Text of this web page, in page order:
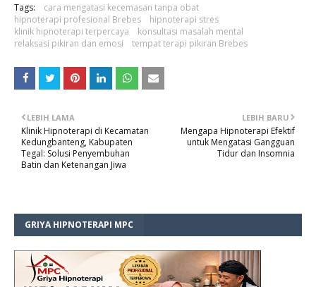
Tags:
cara mengatasi kecemasan tanpa obat
hipnoterapi profesional Brebes
hipnoterapi stres
klinik hipnoterapi terpercaya
konsultasi masalah mental
relaksasi pikiran dan emosi
tempat terapi pikiran Brebes
LEBIH BARU
Mengapa Hipnoterapi Efektif
untuk Mengatasi Gangguan
Tidur dan Insomnia
LEBIH LAMA
Klinik Hipnoterapi di Kecamatan
Kedungbanteng, Kabupaten
Tegal: Solusi Penyembuhan
Batin dan Ketenangan Jiwa
GRIYA HIPNOTERAPI MPC